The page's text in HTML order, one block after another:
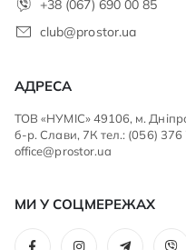
+38 (067) 690 00 85
club@prostor.ua
АДРЕСА
ТОВ «НУМІС» 49106, м.
б-р. Слави, 7К тел.: (056) 376
office@prostor.ua
МИ У СОЦМЕРЕЖАХ